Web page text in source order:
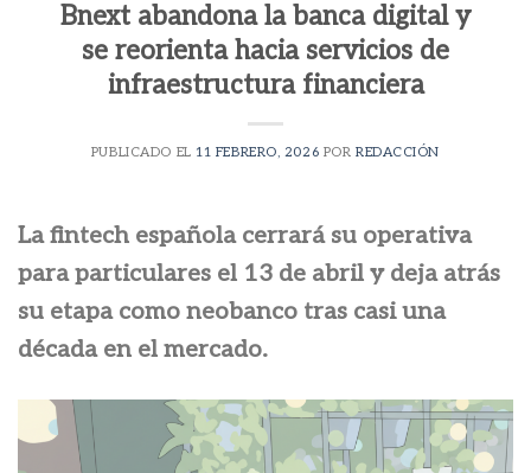
Bnext abandona la banca digital y
se reorienta hacia servicios de
infraestructura financiera
PUBLICADO EL 11 FEBRERO, 2026 POR REDACCIÓN
La fintech española cerrará su operativa
para particulares el 13 de abril y deja atrás
su etapa como neobanco tras casi una
década en el mercado.